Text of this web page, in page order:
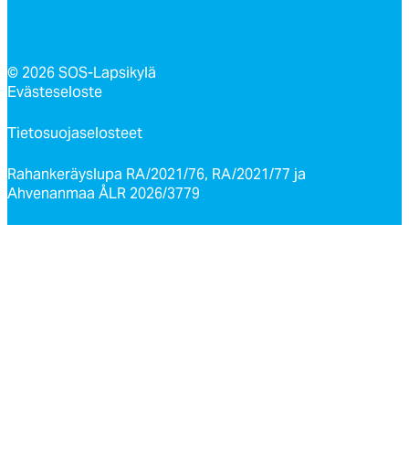
© 2026 SOS-Lapsikylä
Evästeseloste
Tietosuojaselosteet
Rahankeräyslupa RA/2021/76, RA/2021/77 ja
Ahvenanmaa ÅLR 2026/3779